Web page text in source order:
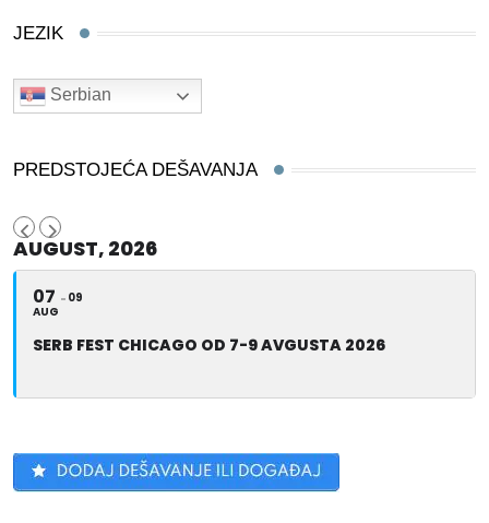
JEZIK
Serbian
PREDSTOJEĆA DEŠAVANJA
AUGUST, 2026
07
AUG
09
SERB FEST CHICAGO OD 7-9 AVGUSTA 2026